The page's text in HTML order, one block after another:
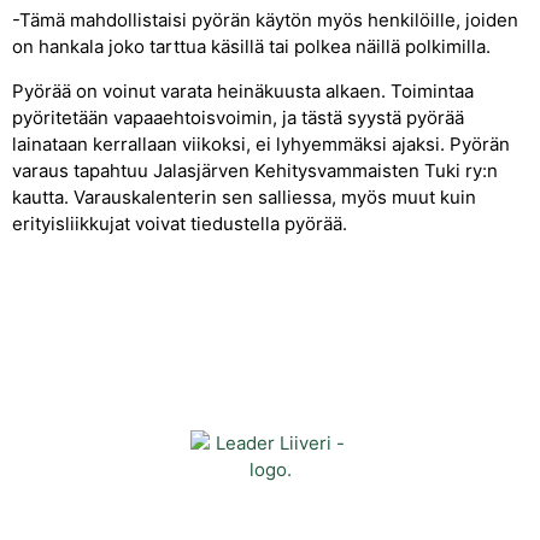
-Tämä mahdollistaisi pyörän käytön myös henkilöille, joiden
on hankala joko tarttua käsillä tai polkea näillä polkimilla.
Pyörää on voinut varata heinäkuusta alkaen. Toimintaa
pyöritetään vapaaehtoisvoimin, ja tästä syystä pyörää
lainataan kerrallaan viikoksi, ei lyhyemmäksi ajaksi. Pyörän
varaus tapahtuu Jalasjärven Kehitysvammaisten Tuki ry:n
kautta. Varauskalenterin sen salliessa, myös muut kuin
erityisliikkujat voivat tiedustella pyörää.